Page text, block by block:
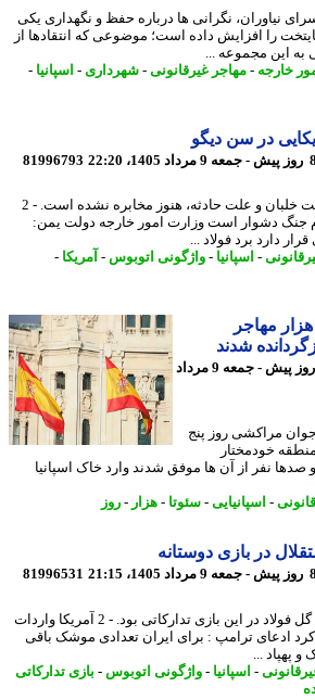
نگرانی ها درباره حفظ و نگهداری یکی
را افزایش داده است؛ موضوعی که انتقادها از
مجموعه ...
-مهاجر غیرقانونی-شهرداری- اسپانیا-
81996793
جزییات بیشتر، از جمله وضعیت خلبان و علت حادثه، هنوز مخابره نشده است. - 2
است وزارت امور خارجه دولت یمن:
برد فولاد ...
-اسپانیا-واژگونی اتوبوس-آمریکا-
بیش از 48 هزار مهاجر
شدند
8 روز پیش - جمعه 9 مرداد
مراکشی روز پنج
خودمختار
نفر از آن ها موفق شدند وارد خاک اسپانیا
-اسپانیایی-سئوتا-هزار - روز
در بازی دوستانه
81996531
ابوالفضل رزاق پور زننده تک گل فولاد در این بازی تدارکاتی بود. - 2 آمریکا واردات
ادعای ترامپ : برای ایران تعدادی موشک باقی
...
-اسپانیا-واژگونی اتوبوس-بازی تدارکاتی